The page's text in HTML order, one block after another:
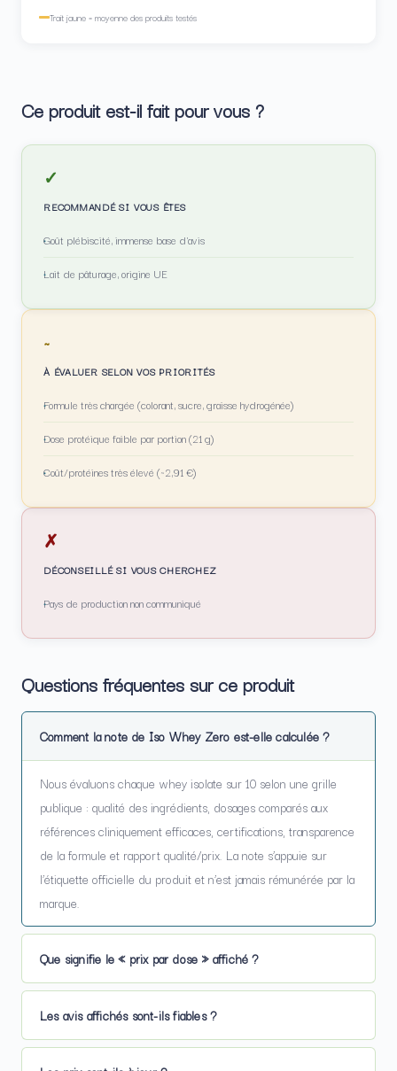
Trait jaune = moyenne des produits testés
Ce produit est-il fait pour vous ?
✓
RECOMMANDÉ SI VOUS ÊTES
Goût plébiscité, immense base d'avis
Lait de pâturage, origine UE
~
À ÉVALUER SELON VOS PRIORITÉS
Formule très chargée (colorant, sucre, graisse hydrogénée)
Dose protéique faible par portion (21 g)
Coût/protéines très élevé (~2,91 €)
✗
DÉCONSEILLÉ SI VOUS CHERCHEZ
Pays de production non communiqué
Questions fréquentes sur ce produit
Comment la note de Iso Whey Zero est-elle calculée ?
Nous évaluons chaque whey isolate sur 10 selon une grille
publique : qualité des ingrédients, dosages comparés aux
références cliniquement efficaces, certifications, transparence
de la formule et rapport qualité/prix. La note s’appuie sur
l’étiquette officielle du produit et n’est jamais rémunérée par la
marque.
Que signifie le « prix par dose » affiché ?
Les avis affichés sont-ils fiables ?